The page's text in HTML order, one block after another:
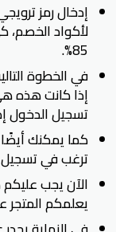
لأكواد
85%.
في الخطوة
إذا كانت هذه
تسجيل الدخول
كما يمكنك
ترغب في
الآن يجب
يعلمكم